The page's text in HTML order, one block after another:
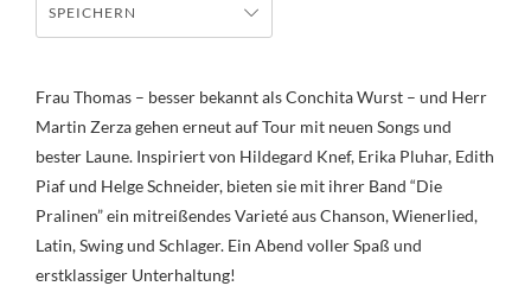
SPEICHERN
Frau Thomas – besser bekannt als Conchita Wurst – und Herr
Martin Zerza gehen erneut auf Tour mit neuen Songs und
bester Laune. Inspiriert von Hildegard Knef, Erika Pluhar, Edith
Piaf und Helge Schneider, bieten sie mit ihrer Band “Die
Pralinen” ein mitreißendes Varieté aus Chanson, Wienerlied,
Latin, Swing und Schlager. Ein Abend voller Spaß und
erstklassiger Unterhaltung!